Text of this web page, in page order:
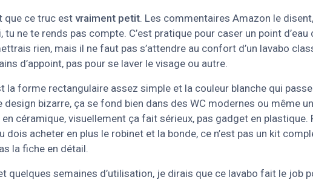
que ce truc estvraiment petit. Les commentaires Amazon le
tu ne te rends pas compte. C’est pratique pour caser un point d’eau
rien, mais il ne faut pas s’attendre au confort d’un lavabo
d’appoint, pas pour se laver le visage ou autre.
la forme rectangulaire assez simple et la couleur blanche qui passe
bizarre, ça se fond bien dans des WC modernes ou même
en céramique, visuellement ça fait sérieux, pas gadget en plastique.
acheter en plus le robinet et la bonde, ce n’est pas un kit
la fiche en détail.
quelques semaines d’utilisation, je dirais que ce lavabo fait le job